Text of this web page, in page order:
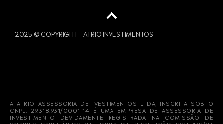
2025 © COPYRIGHT – ATRIO INVESTIMENTOS
A ATRIO ASSESSORIA DE IVESTIMENTOS LTDA, INSCRITA SOB O
CNPJ: 29.318.931/0001-14 É UMA EMPRESA DE ASSESSORIA DE
INVESTIMENTO DEVIDAMENTE REGISTRADA NA COMISSÃO DE